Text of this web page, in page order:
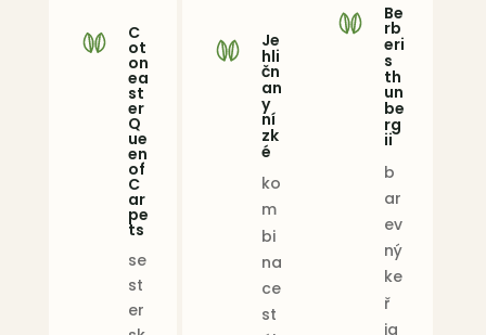
C
ot
on
ea
st
er
Q
ue
en
of
C
ar
pe
ts
se
st
er
Je
hli
čn
an
y
ní
zk
é
ko
m
bi
na
ce
st
Be
rb
eri
s
th
un
be
rg
ii
b
ar
ev
ný
ke
ř
ja